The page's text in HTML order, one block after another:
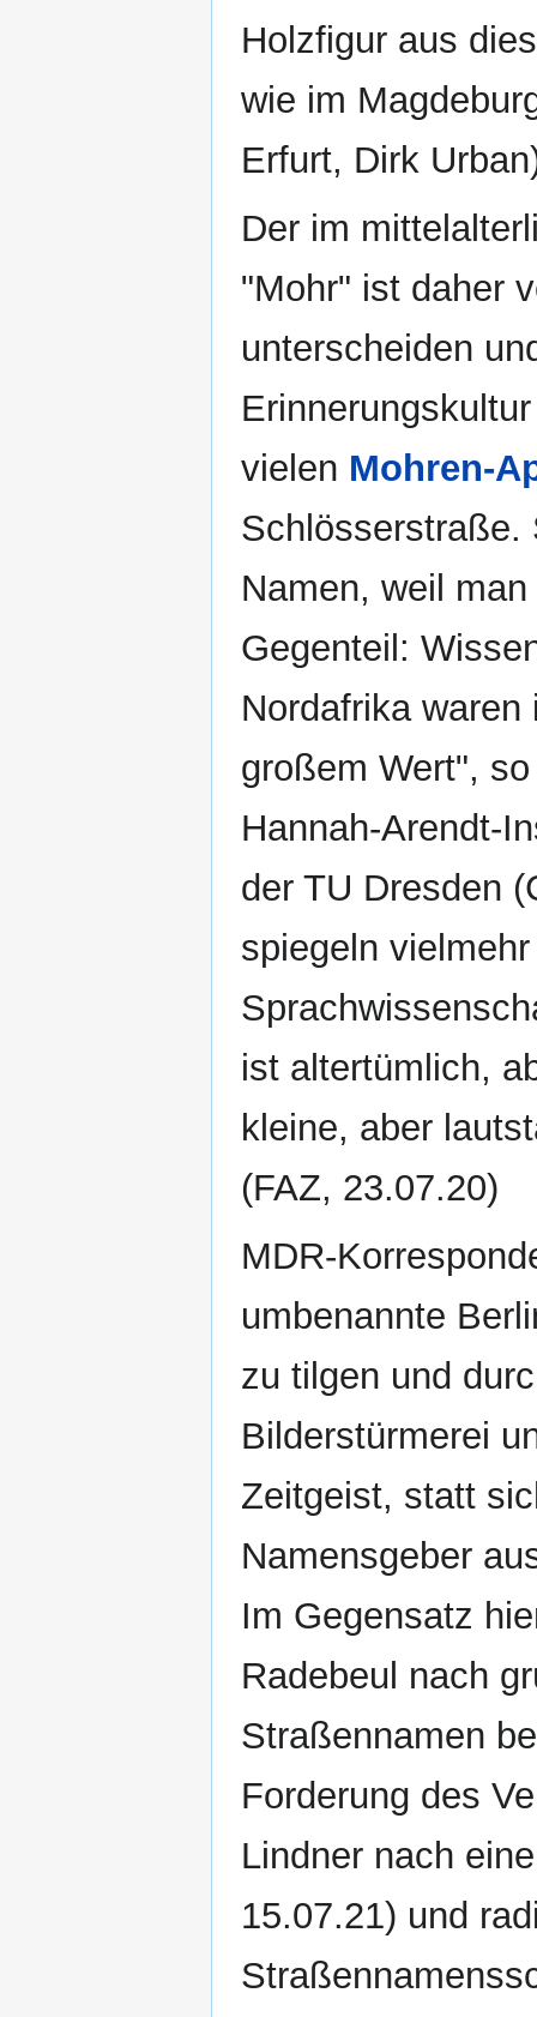
Holzfigur aus
wie im
Erfurt, Dirk
Der im
"Mohr" ist daher
unterscheiden
vielen Mohren-
Schlösserstraße.
Namen, weil
Gegenteil:
Nordafrika
großem Wert",
Hannah-Arendt-
der TU Dresden
spiegeln
ist altertümlich,
kleine, aber
(FAZ, 23.07.20)
MDR-
umbenannte
zu tilgen und
Bilderstürmerei
Zeitgeist, statt
Namensgeber
Im Gegensatz
Radebeul nach
Straßennamen
Forderung des
Lindner nach
15.07.21) und